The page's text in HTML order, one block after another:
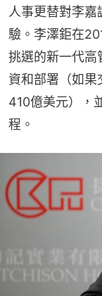
人事更替對李嘉
驗。李澤鉅在
挑選的新一代高
資和部署（如果
410億美元），
程。